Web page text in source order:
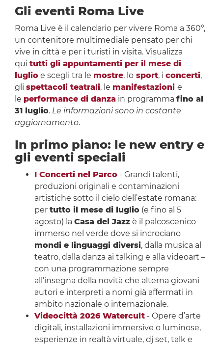
Gli eventi Roma Live
Roma Live è il calendario per vivere Roma a 360°,
un contenitore multimediale pensato per chi
vive in città e per i turisti in visita. Visualizza
qui tutti gli appuntamenti per il mese di
luglioe scegli tra le mostre, losport, i concerti,
gli spettacoli teatrali, le manifestazioni e
le performance di danzain programma fino al
31 luglio. Le informazioni sono in costante
aggiornamento.
In primo piano: le new entry e
gli eventi speciali
I Concerti nel Parco- Grandi talenti,
produzioni originali e contaminazioni
artistiche sotto il cielo dell’estate romana:
per tutto il mese di luglio(e fino al 5
agosto) la Casa del Jazzè il palcoscenico
immerso nel verde dove si incrociano
mondi e linguaggi diversi, dalla musica al
teatro, dalla danza ai talking e alla videoart –
con una programmazione sempre
all’insegna della novità che alterna giovani
autori e interpreti a nomi già affermati in
ambito nazionale o internazionale.
Videocittà 2026 Watercult- Opere d’arte
digitali, installazioni immersive o luminose,
esperienze in realtà virtuale, dj set, talk e